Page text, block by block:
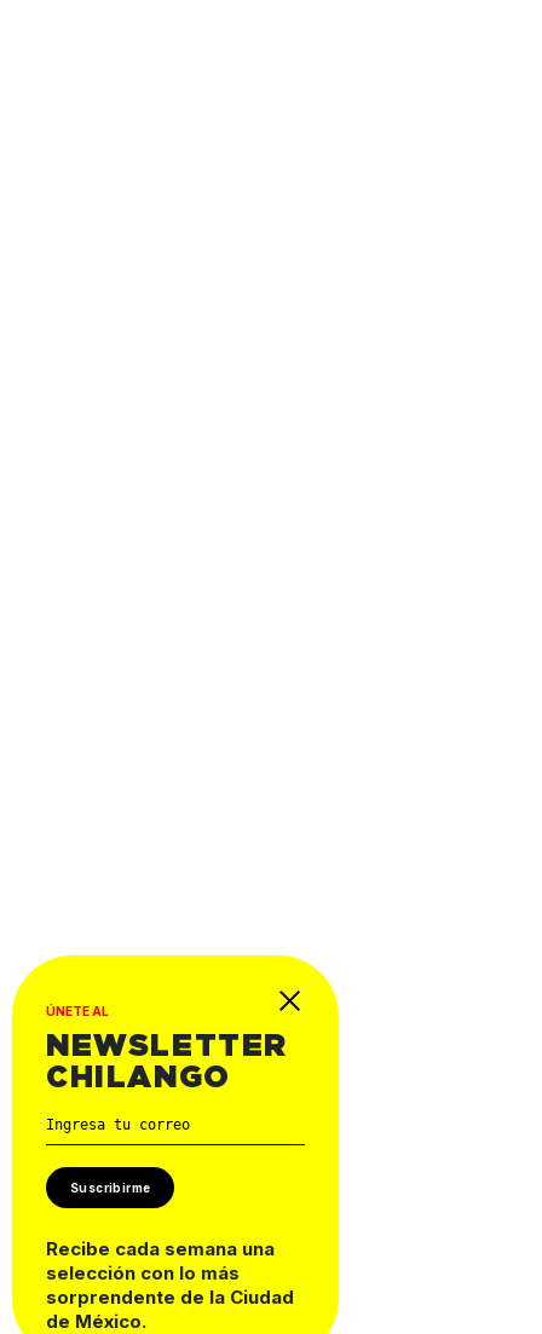
ÚNETE AL
NEWSLETTER
CHILANGO
Suscribirme
Recibe cada semana una
selección con lo más
sorprendente de la Ciudad
de México.